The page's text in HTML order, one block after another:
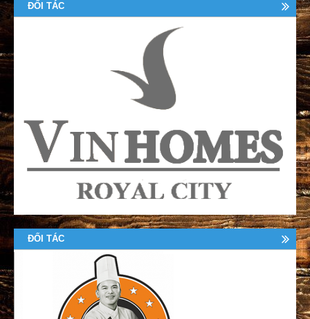
ĐỐI TÁC
ĐỐI TÁC